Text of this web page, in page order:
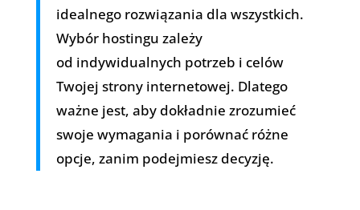
idealnego rozwiązania dla wszystkich.
Wybór hostingu zależy
od indywidualnych potrzeb i celów
Twojej strony internetowej. Dlatego
ważne jest, aby dokładnie zrozumieć
swoje wymagania i porównać różne
opcje, zanim podejmiesz decyzję.